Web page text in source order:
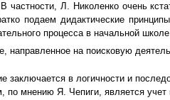
Л. Николенко очень
подаем дидактические
процесса в начальной
направленное на поисковую
заключается в логичности и
по мнению Я. Чепиги, является